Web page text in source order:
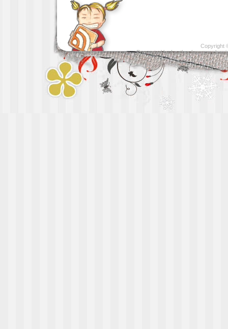
Copyright
Presented byLeather luggage